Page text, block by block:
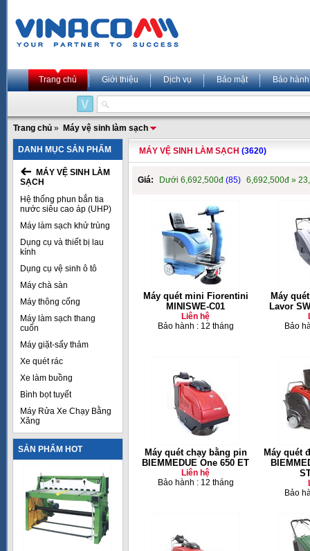
Trang chủ Giới thiệu Dịch vụ Bảo mật Bảo hành
Trang chủ » Máy vệ sinh làm sạch
DANH MỤC SẢN PHẨM
MÁY VỆ SINH LÀM
SẠCH
Hệ thống phun bắn tia
nước siêu cao áp (UHP)
Máy làm sạch khử trùng
Dụng cụ và thiết bị lau
kính
Dụng cụ vệ sinh ô tô
Máy chà sàn
Máy thông cống
Máy làm sạch thang
cuốn
Máy giặt-sấy thảm
Xe quét rác
Xe làm buồng
Bình bọt tuyết
Máy Rửa Xe Chạy Bằng
Xăng
SẢN PHẨM HOT
MÁY VỆ SINH LÀM SẠCH (3620)
Giá: Dưới 6,692,500đ (85) 6,692,500đ »
Máy quét mini Fiorentini
MINISWE-C01
Liên hệ
Bảo hành : 12 tháng
Máy
Lavor
Bảo
Máy quét chạy bằng pin
BIEMMEDUE One 650 ET
Liên hệ
Bảo hành : 12 tháng
Máy quét
Bảo